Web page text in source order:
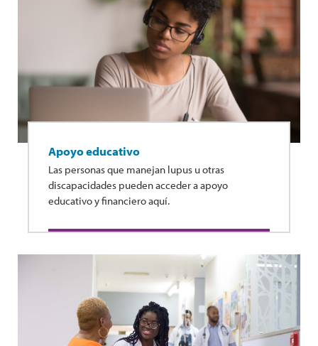
Apoyo educativo
Las personas que manejan lupus u otras
discapacidades pueden acceder a apoyo
educativo y financiero aquí.